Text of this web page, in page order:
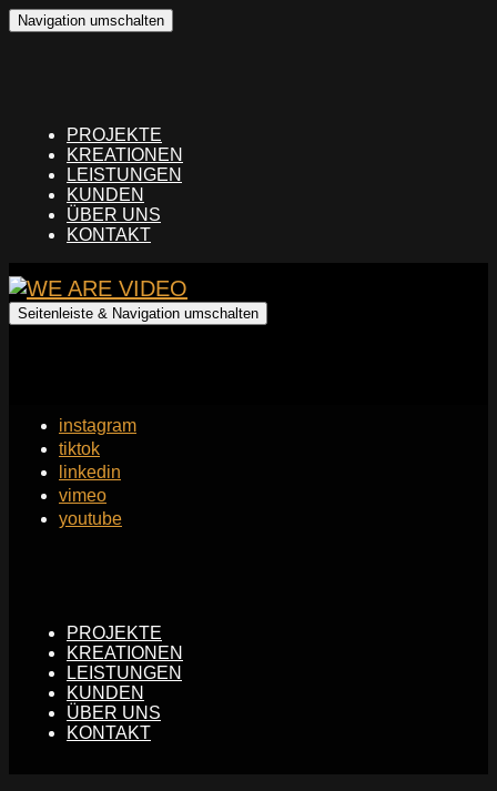
Navigation umschalten
PROJEKTE
KREATIONEN
LEISTUNGEN
KUNDEN
ÜBER UNS
KONTAKT
Seitenleiste & Navigation umschalten
instagram
tiktok
linkedin
vimeo
youtube
PROJEKTE
KREATIONEN
LEISTUNGEN
KUNDEN
ÜBER UNS
KONTAKT